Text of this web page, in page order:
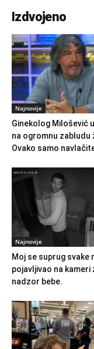
Izdvojeno
Najnovije
Ginekolog Milošević
na ogromnu zabludu
Ovako samo
Najnovije
Moj se suprug svake
pojavljivao na kameri
nadzor bebe.